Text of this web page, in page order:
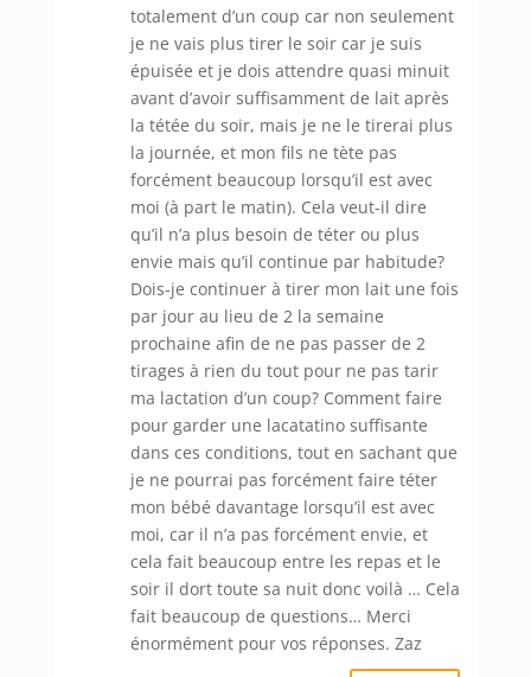
totalement d’un coup car non seulement
je ne vais plus tirer le soir car je suis
épuisée et je dois attendre quasi minuit
avant d’avoir suffisamment de lait après
la tétée du soir, mais je ne le tirerai plus
la journée, et mon fils ne tète pas
forcément beaucoup lorsqu’il est avec
moi (à part le matin). Cela veut-il dire
qu’il n’a plus besoin de téter ou plus
envie mais qu’il continue par habitude?
Dois-je continuer à tirer mon lait une fois
par jour au lieu de 2 la semaine
prochaine afin de ne pas passer de 2
tirages à rien du tout pour ne pas tarir
ma lactation d’un coup? Comment faire
pour garder une lacatatino suffisante
dans ces conditions, tout en sachant que
je ne pourrai pas forcément faire téter
mon bébé davantage lorsqu’il est avec
moi, car il n’a pas forcément envie, et
cela fait beaucoup entre les repas et le
soir il dort toute sa nuit donc voilà … Cela
fait beaucoup de questions… Merci
énormément pour vos réponses. Zaz